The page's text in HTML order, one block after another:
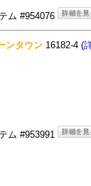
ム #954076
ンタウン 16182-4 (
ム #953991